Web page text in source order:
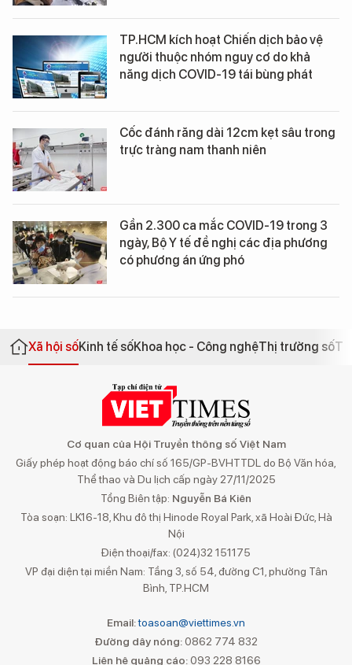
TP.HCM kích hoạt Chiến dịch bảo vệ
người thuộc nhóm nguy cơ do khả
năng dịch COVID-19 tái bùng phát
Cốc đánh răng dài 12cm kẹt sâu trong
trực tràng nam thanh niên
Gần 2.300 ca mắc COVID-19 trong 3
ngày, Bộ Y tế đề nghị các địa phương
có phương án ứng phó
Xã hội sốKinh tế sốKhoa học - Công nghệThị trường số
Cơ quan của Hội Truyền thông số Việt Nam
Giấy phép hoạt động báo chí số 165/GP-BVHTTDL do Bộ Văn hóa,
Thể thao và Du lịch cấp ngày 27/11/2025
Tổng Biên tập: Nguyễn Bá Kiên
Tòa soạn: LK16-18, Khu đô thị Hinode Royal Park, xã Hoài Đức, Hà
Nội
Điện thoại/fax: (024)32 151175
VP đại diện tại miền Nam: Tầng 3, số 54, đường C1, phường Tân
Bình, TP.HCM
Email:toasoan@viettimes.vn
Đường dây nóng: 0862 774 832
Liên hệ quảng cáo:093 228 8166